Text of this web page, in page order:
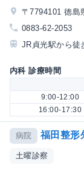
〒7794101 徳島
0883-62-2053
JR貞光駅から徒
内科 診療時間
9:00-12:00
16:00-17:30
病院 福田整形
土曜診察